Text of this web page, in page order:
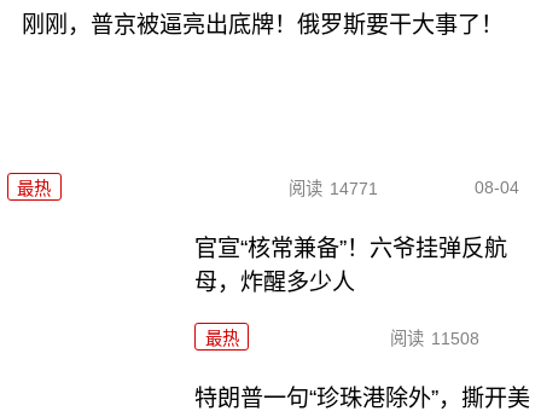
刚刚，普京被逼亮出底牌！俄罗斯要干大事了！
最热 阅读 14771 08-04
官宣“核常兼备”！六爷挂弹反航
母，炸醒多少人
最热 阅读 11508
特朗普一句“珍珠港除外”，撕开美